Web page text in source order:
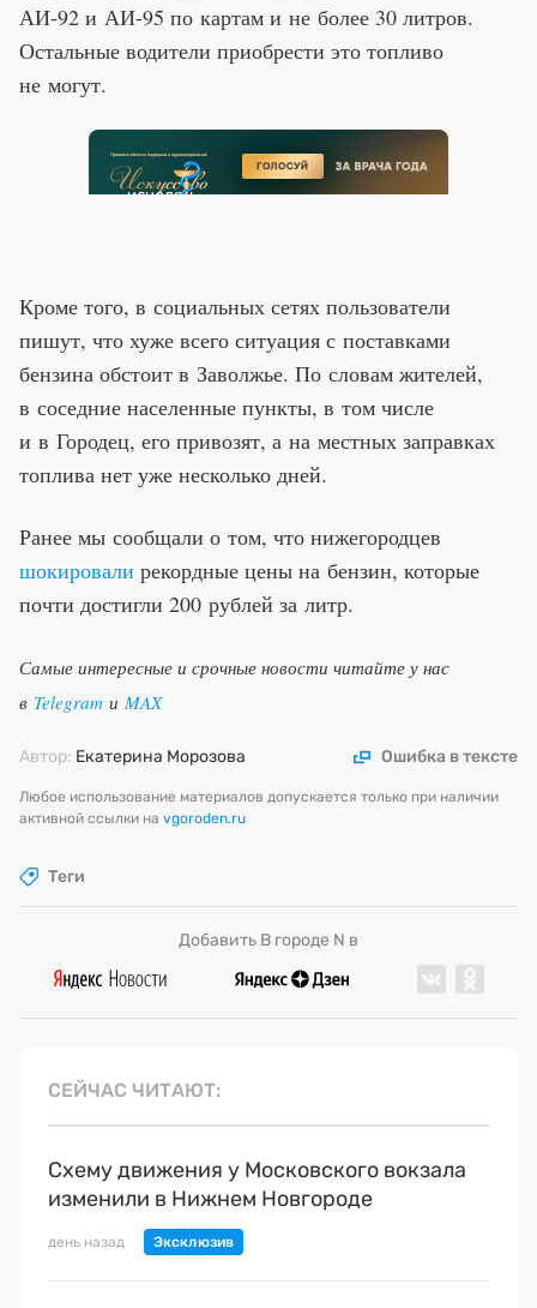
АИ-92 и АИ-95 по картам и не более 30 литров.
Остальные водители приобрести это топливо
не могут.
Кроме того, в социальных сетях пользователи
пишут, что хуже всего ситуация с поставками
бензина обстоит в Заволжье. По словам жителей,
в соседние населенные пункты, в том числе
и в Городец, его привозят, а на местных заправках
топлива нет уже несколько дней.
Ранее мы сообщали о том, что нижегородцев
шокировали рекордные цены на бензин, которые
почти достигли 200 рублей за литр.
Самые интересные и срочные новости читайте у нас
в Telegram и MAX
Автор: Екатерина Морозова Ошибка в тексте
Любое использование материалов допускается только при наличии
активной ссылки на vgoroden.ru
Теги
Добавить В городе N в
СЕЙЧАС ЧИТАЮТ
Схему движения у Московского вокзала
изменили в Нижнем Новгороде
день назад